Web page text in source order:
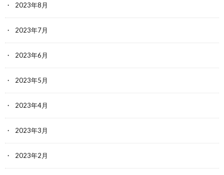
2023年8月
2023年7月
2023年6月
2023年5月
2023年4月
2023年3月
2023年2月